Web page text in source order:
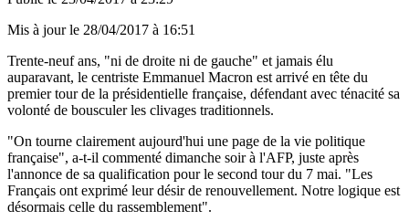
Mis à jour le 28/04/2017 à 16:51
Trente-neuf ans, "ni de droite ni de gauche" et jamais élu
auparavant, le centriste Emmanuel Macron est arrivé en tête du
premier tour de la présidentielle française, défendant avec ténacité sa
volonté de bousculer les clivages traditionnels.
"On tourne clairement aujourd'hui une page de la vie politique
française", a-t-il commenté dimanche soir à l'AFP, juste après
l'annonce de sa qualification pour le second tour du 7 mai. "Les
Français ont exprimé leur désir de renouvellement. Notre logique est
désormais celle du rassemblement".